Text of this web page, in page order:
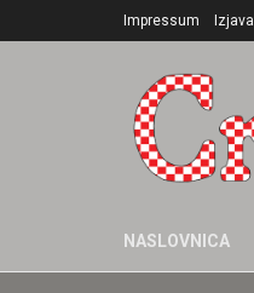
Impressum
NASLOVNICA